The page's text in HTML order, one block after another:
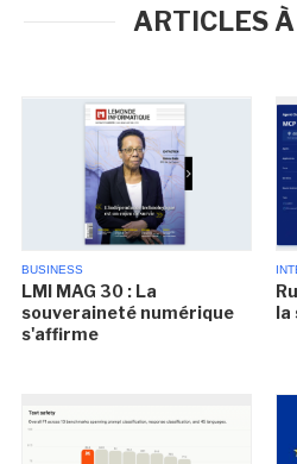
ARTICLES
BUSINESS
LMI MAG 30 : La
souveraineté numérique
s'affirme
la